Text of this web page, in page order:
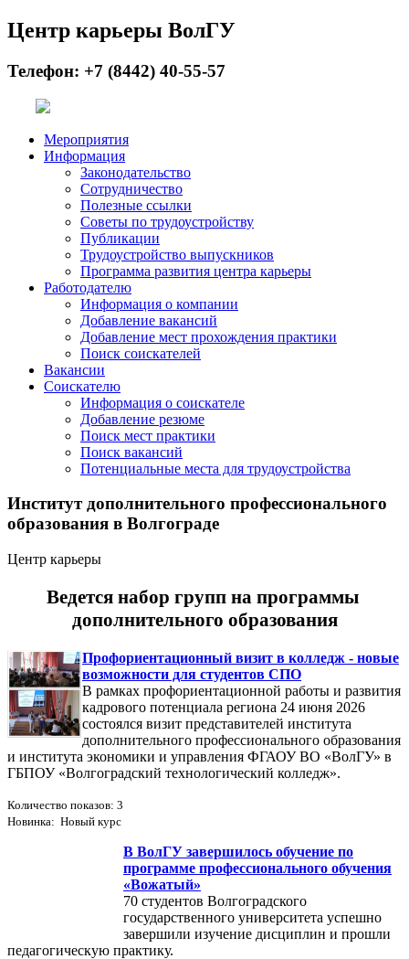
Центр карьеры ВолГУ
Телефон: +7 (8442) 40-55-57
Мероприятия
Информация
Законодательство
Сотрудничество
Полезные ссылки
Советы по трудоустройству
Публикации
Трудоустройство выпускников
Программа развития центра карьеры
Работодателю
Информация о компании
Добавление вакансий
Добавление мест прохождения практики
Поиск соискателей
Вакансии
Соискателю
Информация о соискателе
Добавление резюме
Поиск мест практики
Поиск вакансий
Потенциальные места для трудоустройства
Институт дополнительного профессионального
образования в Волгограде
Центр карьеры
Ведется набор групп на программы
дополнительного образования
Профориентационный визит в колледж - новые
возможности для студентов СПО
В рамках профориентационной работы и развития
кадрового потенциала региона 24 июня 2026
состоялся визит представителей института
дополнительного профессионального образования
и института экономики и управления ФГАОУ ВО «ВолГУ» в
ГБПОУ «Волгоградский технологический колледж».
Количество показов: 3
Новинка: Новый курс
В ВолГУ завершилось обучение по
программе профессионального обучения
«Вожатый»
70 студентов Волгоградского
государственного университета успешно
завершили изучение дисциплин и прошли
педагогическую практику.